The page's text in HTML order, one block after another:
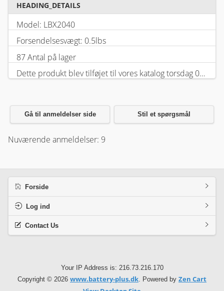
HEADING_DETAILS
Model: LBX2040
Forsendelsesvægt: 0.5lbs
87 Antal på lager
Dette produkt blev tilføjet til vores katalog torsdag 05 februar, 2026.
Gå til anmeldelser side Stil et spørgsmål
Nuværende anmeldelser: 9
Forside
Log ind
Contact Us
Your IP Address is: 216.73.216.170
Copyright © 2026 www.battery-plus.dk. Powered by Zen Cart